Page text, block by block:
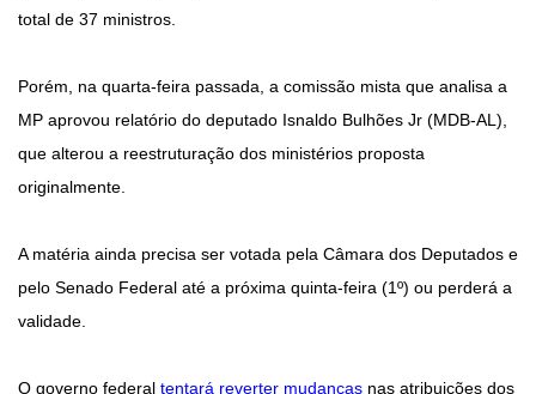
total de 37 ministros.
Porém, na quarta-feira passada, a comissão mista que analisa a
MP aprovou relatório do deputado Isnaldo Bulhões Jr (MDB-AL),
que alterou a reestruturação dos ministérios proposta
originalmente.
A matéria ainda precisa ser votada pela Câmara dos Deputados e
pelo Senado Federal até a próxima quinta-feira (1º) ou perderá a
validade.
O governo federal tentará reverter mudanças nas atribuições dos